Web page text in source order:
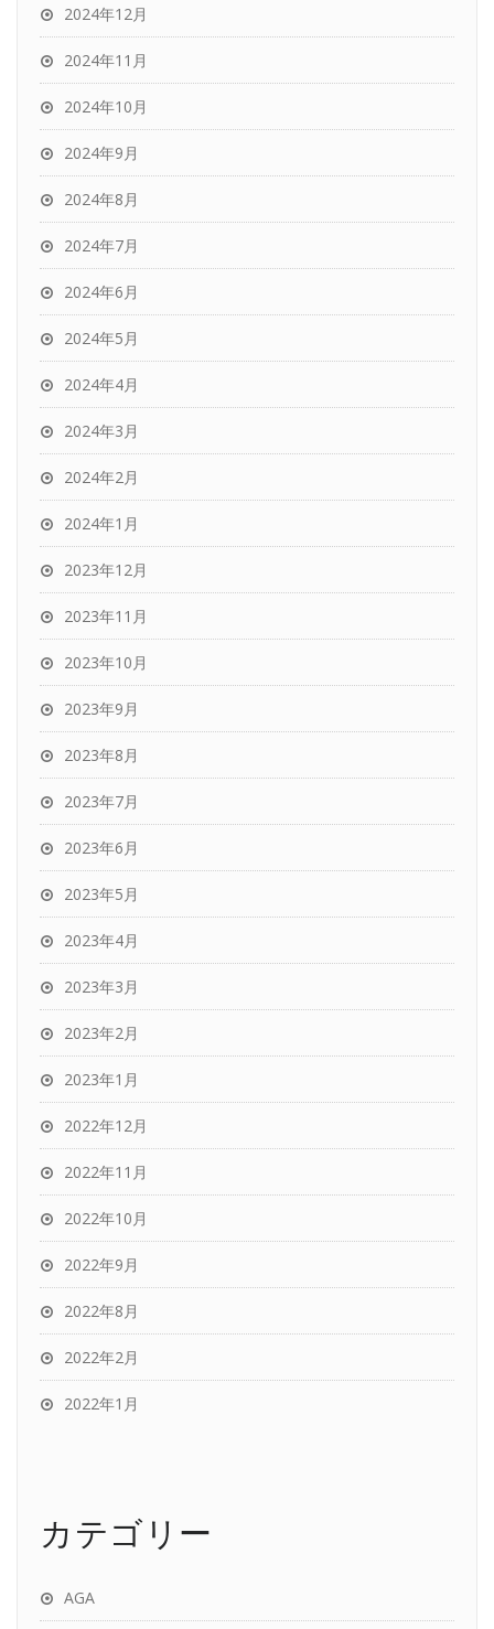
2024年12月
2024年11月
2024年10月
2024年9月
2024年8月
2024年7月
2024年6月
2024年5月
2024年4月
2024年3月
2024年2月
2024年1月
2023年12月
2023年11月
2023年10月
2023年9月
2023年8月
2023年7月
2023年6月
2023年5月
2023年4月
2023年3月
2023年2月
2023年1月
2022年12月
2022年11月
2022年10月
2022年9月
2022年8月
2022年2月
2022年1月
カテゴリー
AGA